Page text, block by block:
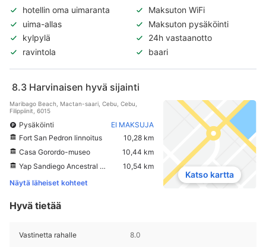
hotellin oma uimaranta
Maksuton WiFi
uima-allas
Maksuton pysäköinti
kylpylä
24h vastaanotto
ravintola
baari
8.3 Harvinaisen hyvä sijainti
Maribago Beach, Mactan-saari, Cebu, Cebu,
Filippiinit, 6015
Pysäköinti
EI MAKSUJA
Fort San Pedron linnoitus
10,28 km
Casa Gorordo-museo
10,44 km
Yap Sandiego Ancestral House
10,54 km
Näytä läheiset kohteet
Katso kartta
Hyvä tietää
Vastinetta rahalle 8.0